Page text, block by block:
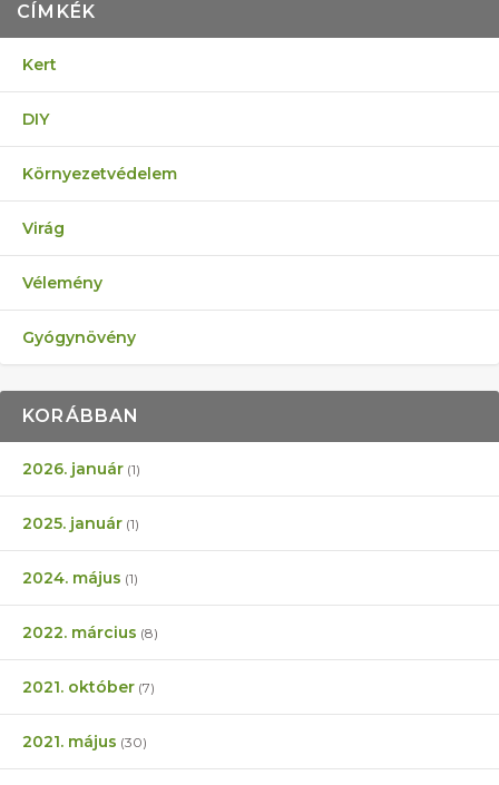
CÍMKÉK
Kert
DIY
Környezetvédelem
Virág
Vélemény
Gyógynövény
KORÁBBAN
2026. január (1)
2025. január (1)
2024. május (1)
2022. március (8)
2021. október (7)
2021. május (30)